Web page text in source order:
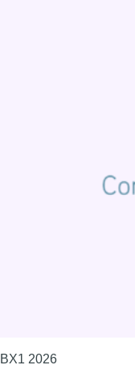
BX1 2026